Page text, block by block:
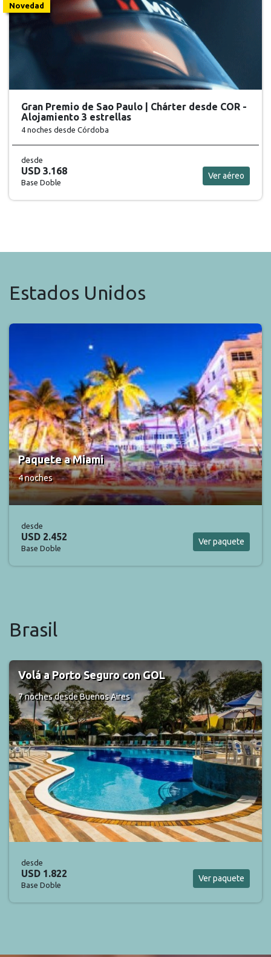
Novedad
Gran Premio de Sao Paulo | Chárter desde COR -
Alojamiento 3 estrellas
4 noches desde Córdoba
desde
USD 3.168
Base Doble
Ver aéreo
Estados Unidos
Paquete a Palm Beach
7 noches
desde
USD 2.625
Base Doble
Ver paquete
Brasil
Volá a Praia do Forte con SKY
7 nochesdesde Buenos Aires
desde
USD 2.050
Base Doble
Ver paquete